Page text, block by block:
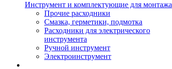
Инструмент и комплектующие для монтажа
Прочие расходники
Смазка, герметики, подмотка
Расходники для электрического
инструмента
Ручной инструмент
Электроинструмент